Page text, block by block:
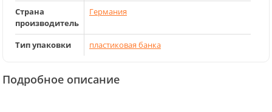
Страна
производитель
Германия
Тип упаковки пластиковая банка
Подробное описание